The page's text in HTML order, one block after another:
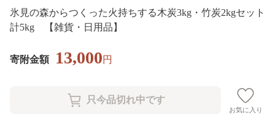
氷見の森からつくった火持ちする木炭3kg・竹炭2kgセット
計5kg 【雑貨・日用品】
寄附金額 13,000円
お気に入り